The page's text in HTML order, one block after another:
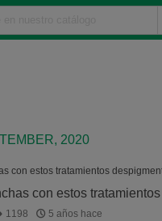
2020
con estos
1198 5 años hace